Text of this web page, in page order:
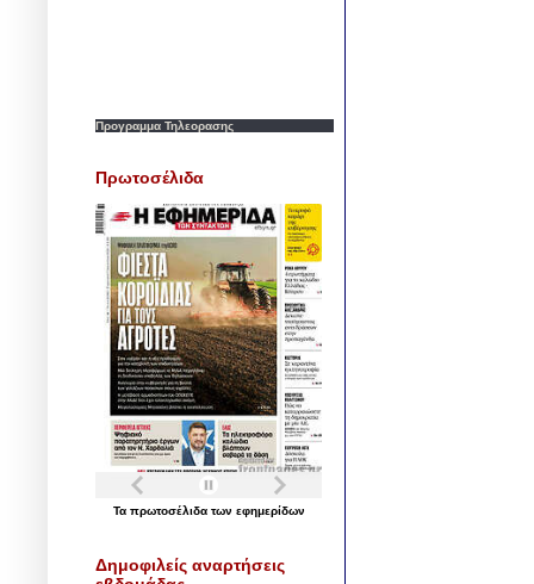
Προγραμμα Τηλεορασης
Πρωτοσέλιδα
Τα πρωτοσέλιδα των εφημερίδων
Δημοφιλείς αναρτήσεις